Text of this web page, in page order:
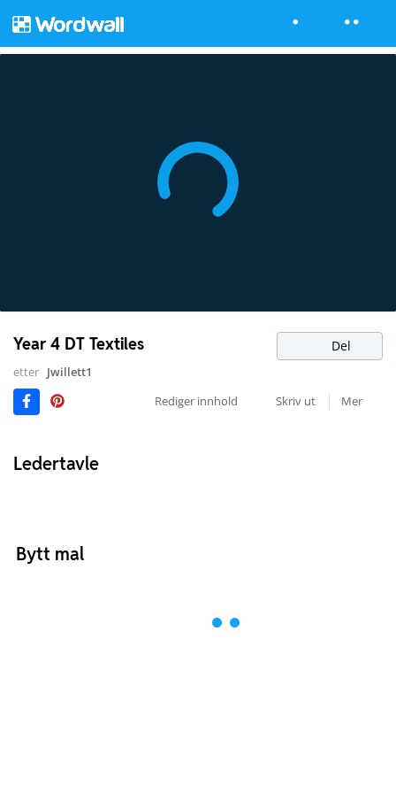
Year 4 DT Textiles Del
etter Jwillett1
Rediger innhold
Skriv ut Mer
Ledertavle
Bytt mal